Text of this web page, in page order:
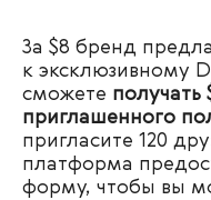
За $8 бренд
к эксклюзивному
сможете получать
приглашенного
пригласите 120
платформа
форму, чтобы вы